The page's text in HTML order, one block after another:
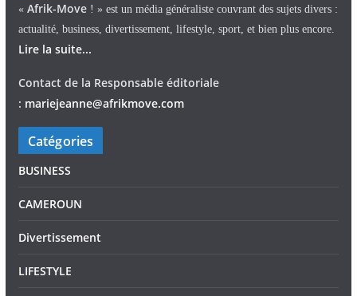
« Afrik-Move ! » est un média généraliste couvrant des sujets divers :
actualité, business, divertissement, lifestyle, sport, et bien plus encore.
Lire la suite...
Contact de la Responsable éditoriale
: mariejeanne@afrikmove.com
Catégories
BUSINESS
CAMEROUN
Divertissement
LIFESTYLE